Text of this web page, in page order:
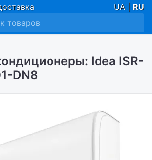
UA | RU
Idea ISR-
DN8